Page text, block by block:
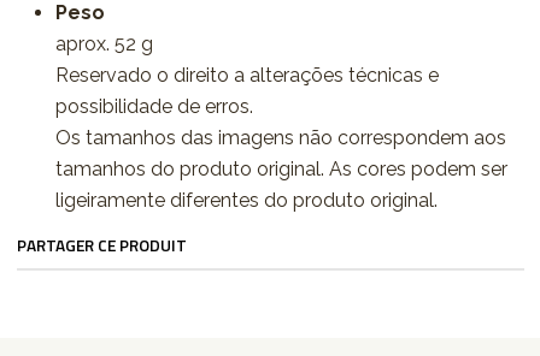
Peso
aprox. 52 g
Reservado o direito a alterações técnicas e
possibilidade de erros.
Os tamanhos das imagens não correspondem aos
tamanhos do produto original. As cores podem ser
ligeiramente diferentes do produto original.
PARTAGER CE PRODUIT